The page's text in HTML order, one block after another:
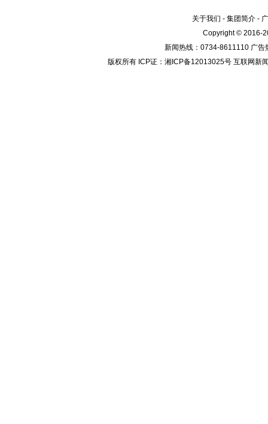
关于我们 - 集团简介 -
Copyright © 2016-
新闻热线：0734-8611110 广
版权所有 ICP证：湘ICP备12013025号 互联网